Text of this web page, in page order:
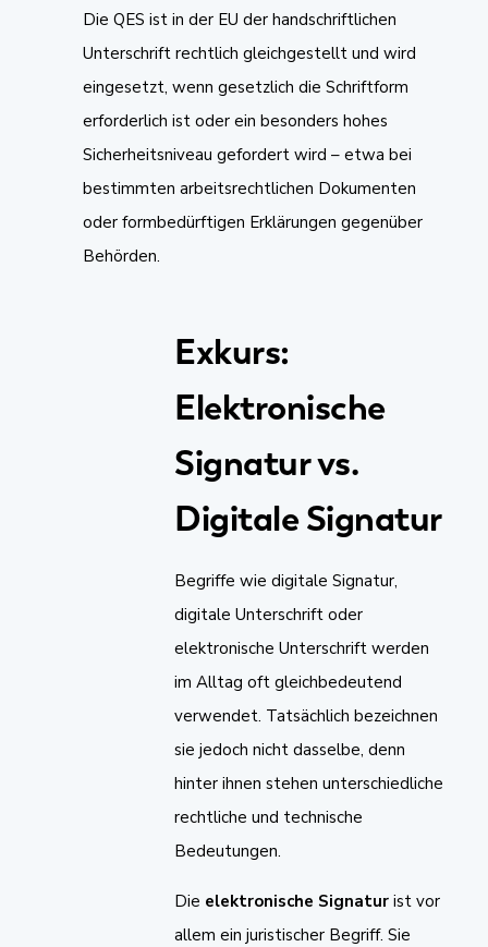
Die QES ist in der EU der handschriftlichen
Unterschrift rechtlich gleichgestellt und wird
eingesetzt, wenn gesetzlich die Schriftform
erforderlich ist oder ein besonders hohes
Sicherheitsniveau gefordert wird – etwa bei
bestimmten arbeitsrechtlichen Dokumenten
oder formbedürftigen Erklärungen gegenüber
Behörden.
Exkurs:
Elektronische
Signatur vs.
Digitale Signatur
Begriffe wie digitale Signatur,
digitale Unterschrift oder
elektronische Unterschrift werden
im Alltag oft gleichbedeutend
verwendet. Tatsächlich bezeichnen
sie jedoch nicht dasselbe, denn
hinter ihnen stehen unterschiedliche
rechtliche und technische
Bedeutungen.
Die elektronische Signatur ist vor
allem ein juristischer Begriff. Sie